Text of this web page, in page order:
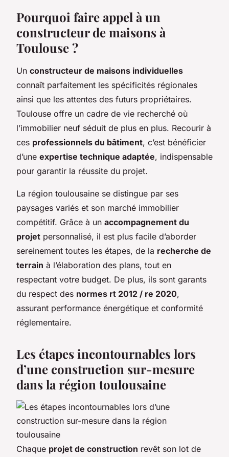
Pourquoi faire appel à un
constructeur de maisons à
Toulouse ?
Un constructeur de maisons individuelles
connaît parfaitement les spécificités régionales
ainsi que les attentes des futurs propriétaires.
Toulouse offre un cadre de vie recherché où
l’immobilier neuf séduit de plus en plus. Recourir à
ces professionnels du bâtiment, c’est bénéficier
d’une expertise technique adaptée, indispensable
pour garantir la réussite du projet.
La région toulousaine se distingue par ses
paysages variés et son marché immobilier
compétitif. Grâce à un accompagnement du
projet personnalisé, il est plus facile d’aborder
sereinement toutes les étapes, de la recherche de
terrain à l’élaboration des plans, tout en
respectant votre budget. De plus, ils sont garants
du respect des normes rt 2012 / re 2020,
assurant performance énergétique et conformité
réglementaire.
Les étapes incontournables lors
d’une construction sur-mesure
dans la région toulousaine
Chaque projet de construction revêt son lot de